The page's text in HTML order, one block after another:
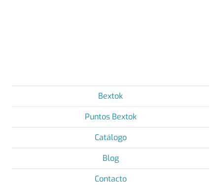
Bextok
Puntos Bextok
Catálogo
Blog
Contacto